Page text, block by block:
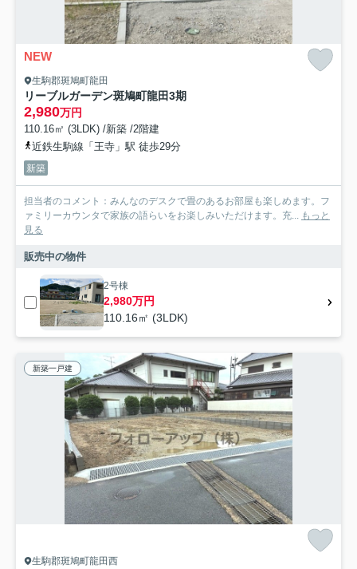
NEW
生駒郡斑鳩町龍田
リーブルガーデン斑鳩町龍田3期
2,980万円
110.16㎡ (3LDK) /新築 /2階建
近鉄生駒線「王寺」駅 徒歩29分
新築
担当者のコメント：みんなのデスクで畳のあるお部屋も楽しめます。フ
ァミリーカウンタで家族の語らいをお楽しみいただけます。充... もっと
見る
販売中の物件
2号棟
2,980万円
110.16㎡ (3LDK)
新築一戸建
生駒郡斑鳩町龍田西